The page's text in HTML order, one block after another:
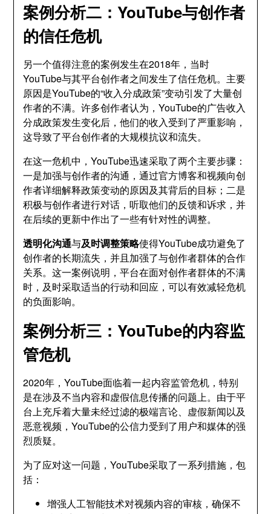
案例分析二：YouTube与创作者
的信任危机
另一个值得注意的案例发生在2018年，当时
YouTube与其平台创作者之间发生了信任危机。主要
原因是YouTube的“收入分成政策”变动引发了大量创
作者的不满。许多创作者认为，YouTube的广告收入
分成政策发生变化后，他们的收入受到了严重影响，
这导致了平台创作者的大规模抗议和流失。
在这一危机中，YouTube迅速采取了两个主要步骤：
一是加强与创作者的沟通，通过官方博客和视频向创
作者详细解释政策变动的原因及其背后的目标；二是
积极与创作者进行对话，听取他们的反馈和诉求，并
在后续的更新中作出了一些有针对性的调整。
透明化沟通与及时调整策略使得YouTube成功避免了
创作者的长期流失，并且加强了与创作者群体的合作
关系。这一案例说明，平台在面对创作者群体的不满
时，及时采取适当的行动和回应，可以有效减轻危机
的负面影响。
案例分析三：YouTube的内容监
管危机
2020年，YouTube面临着一起内容监管危机，特别
是在涉及不当内容和虚假信息传播的问题上。由于平
台上充斥着大量未经过滤的极端言论、虚假新闻以及
恶意视频，YouTube的公信力受到了用户和媒体的强
烈质疑。
为了应对这一问题，YouTube采取了一系列措施，包
括：
增强人工智能技术对视频内容的审核，确保不